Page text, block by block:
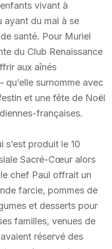
vivant à
ayant du mal à se
santé. Pour Muriel
du Club Renaissance
aux aînés
surnomme avec
et une fête de Noël
françaises.
s’est produit le 10
Sacré-Cœur alors
chef Paul offrait un
farcie, pommes de
et desserts pour
familles, venues de
réservé des